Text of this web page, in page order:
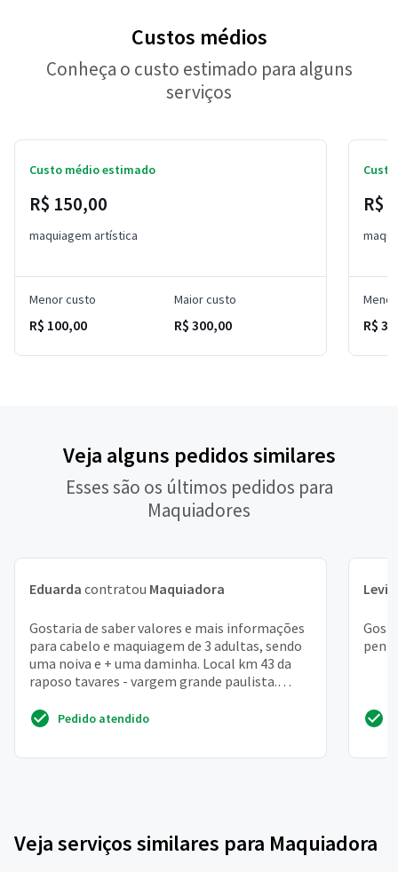
Custos médios
Conheça o custo estimado para alguns
serviços
Custo médio estimado
R$ 150,00
maquiagem artística
Menor custo
R$ 100,00
Maior custo
R$ 300,00
R$
R$
Veja alguns pedidos similares
Esses são os últimos pedidos para
Maquiadores
Eduarda contratou Maquiadora
Gostaria de saber valores e mais informações
para cabelo e maquiagem de 3 adultas, sendo
uma noiva e + uma daminha. Local km 43 da
raposo tavares - vargem grande paulista.
Pedido atendido
Levi
Veja serviços similares para Maquiadora